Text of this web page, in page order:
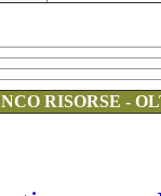
RISORSE -